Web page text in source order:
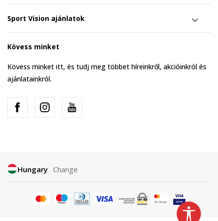
Sport Vision ajánlatok
Kövess minket
Kövess minket itt, és tudj meg többet híreinkről, akcióinkról és
ajánlatainkról.
Hungary Change